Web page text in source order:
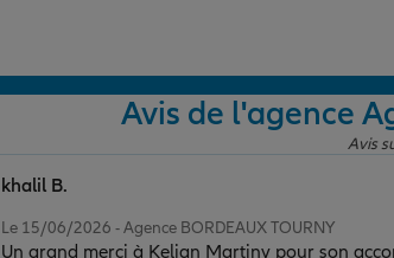
Avis de l'agence
Avis
Le 15/06/2026 - Agence BORDEAUX TOURNY
Un grand merci à Kelian Martiny pour son
khalil B.